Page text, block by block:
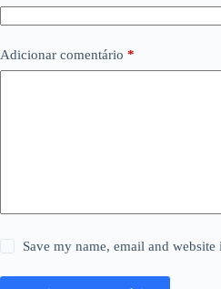
Adicionar comentário *
Save my name, email and